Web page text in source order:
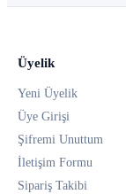
Üyelik
Yeni Üyelik
Üye Girişi
Şifremi Unuttum
İletişim Formu
Sipariş Takibi